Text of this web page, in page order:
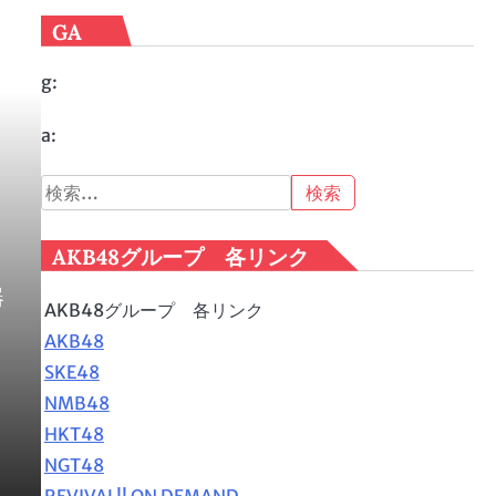
GA
g:
a:
検
索:
AKB48グループ 各リンク
AKB48グループ 各リンク
AKB48
SKE48
NMB48
HKT48
NGT48